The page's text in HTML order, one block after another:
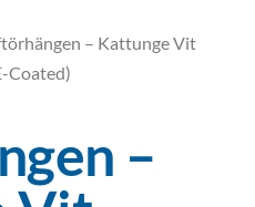
– Kattunge Vit
Coated)
–